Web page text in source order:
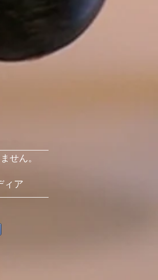
の記事
せん。
ィア